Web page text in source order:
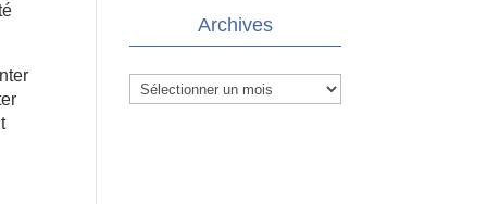
Archives
Archives